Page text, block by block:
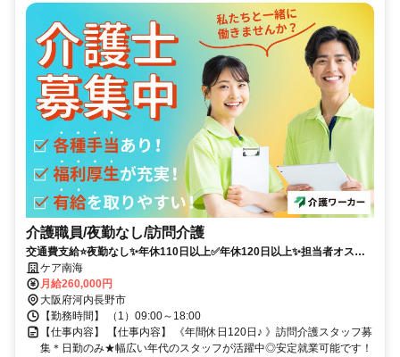
介護職員/夜勤なし/訪問介護
交通費支給⭐️夜勤なし✨年休110日以上✅️年休120日以上✨担当者オスス
メ⭕️研修支援有✨経験者優遇
ケア南海
月給260,000円
大阪府河内長野市
【勤務時間】 （1）09:00～18:00
【仕事内容】 【仕事内容】 《年間休日120日♪ 》訪問介護スタッフ募
集＊日勤のみ★幅広い年代のスタッフが活躍中◎安定就業可能です！